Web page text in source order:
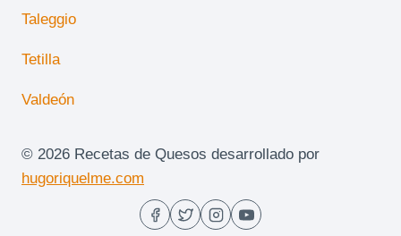
Taleggio
Tetilla
Valdeón
© 2026 Recetas de Quesos desarrollado por
hugoriquelme.com